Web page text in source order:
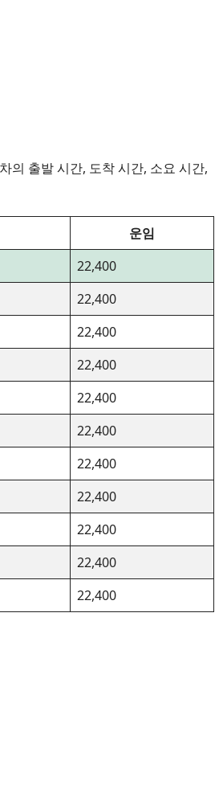
의 출발 시간, 도착 시간, 소요 시간,
운임
22,400
22,400
22,400
22,400
22,400
22,400
22,400
22,400
22,400
22,400
22,400